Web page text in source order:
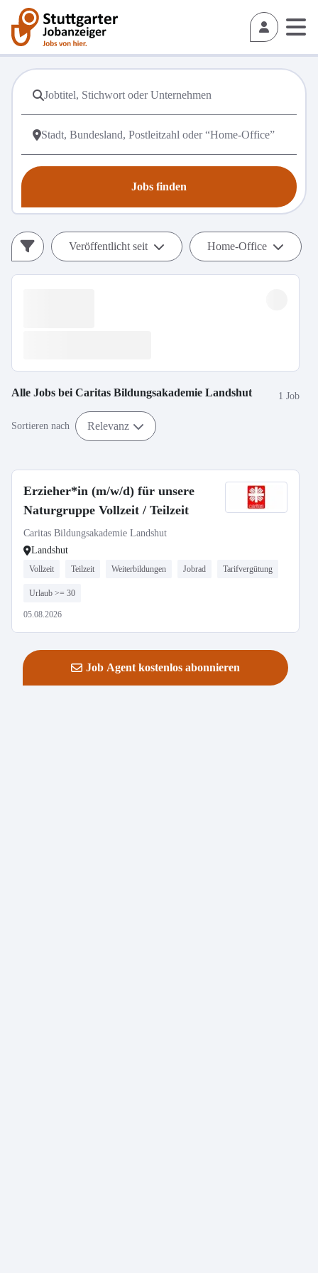
Jobs finden
Veröffentlicht seit Home-Office
Alle Jobs bei Caritas Bildungsakademie Landshut 1 Job
Sortieren nach Relevanz
Erzieher*in (m/w/d) für unsere
Naturgruppe Vollzeit / Teilzeit
Caritas Bildungsakademie Landshut
Landshut
Vollzeit Teilzeit Weiterbildungen Jobrad Tarifvergütung
Urlaub >= 30
05.08.2026
Job Agent kostenlos abonnieren